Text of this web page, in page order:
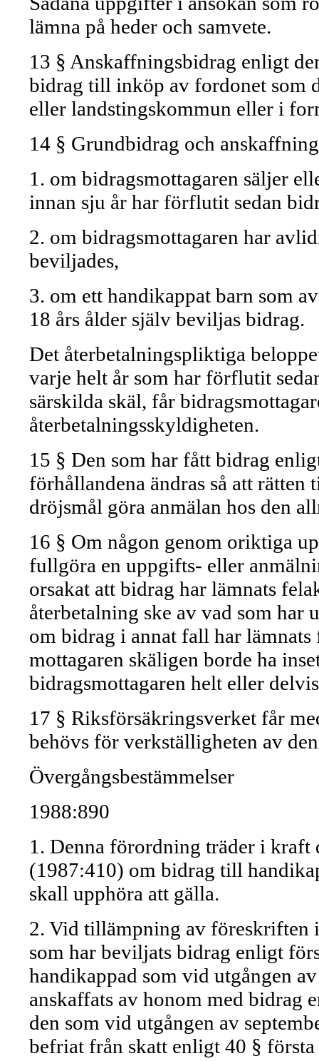
lämna på heder och samvete.
13 § Anskaffningsbidrag enligt
bidrag till inköp av fordonet som
eller landstingskommun eller i
14 § Grundbidrag och
1. om bidragsmottagaren säljer
innan sju år har förflutit sedan
2. om bidragsmottagaren har
beviljades,
3. om ett handikappat barn som
18 års ålder själv beviljas bidrag.
Det återbetalningspliktiga
varje helt år som har förflutit
särskilda skäl, får
återbetalningsskyldigheten.
15 § Den som har fått bidrag
förhållandena ändras så att
dröjsmål göra anmälan hos den
16 § Om någon genom oriktiga
fullgöra en uppgifts- eller
orsakat att bidrag har lämnats
återbetalning ske av vad som har
om bidrag i annat fall har
mottagaren skäligen borde ha
bidragsmottagaren helt eller
17 § Riksförsäkringsverket får
behövs för verkställigheten av
Övergångsbestämmelser
1988:890
1. Denna förordning träder i
(1987:410) om bidrag till
skall upphöra att gälla.
2. Vid tillämpning av föreskriften
som har beviljats bidrag enligt
handikappad som vid utgången
anskaffats av honom med bidrag
den som vid utgången av
befriat från skatt enligt 40 §